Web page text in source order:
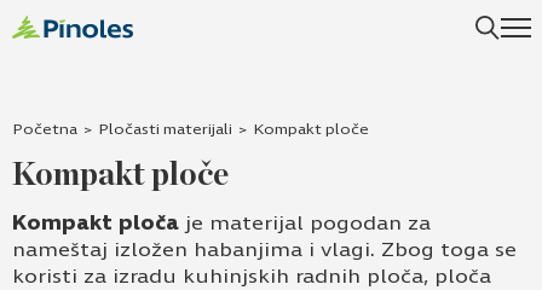
Početna > Pločasti materijali > Kompakt ploče
Kompakt ploče
Kompakt ploča je materijal pogodan za
nameštaj izložen habanjima i vlagi. Zbog toga se
koristi za izradu kuhinjskih radnih ploča, ploča